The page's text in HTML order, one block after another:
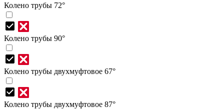
Колено трубы 72°
Колено трубы 90°
Колено трубы двухмуфтовое 67°
Колено трубы двухмуфтовое 87°